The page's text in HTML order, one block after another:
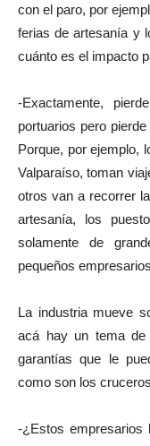
con el paro, por
ferias de artesanía y
cuánto es el impacto
-Exactamente,
portuarios pero
Porque, por ejemplo,
Valparaíso, toman
otros van a recorrer
artesanía, los
solamente de
pequeños
La industria mueve
acá hay un tema
garantías que le
como son los
-¿Estos empresarios